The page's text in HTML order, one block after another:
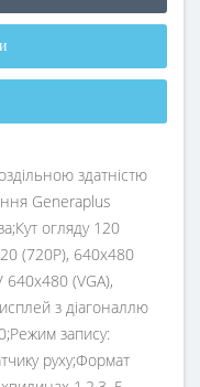
здатністю
Generaplus
огляду 120
(720P), 640x480
640x480 (VGA),
з діагоналлю
запису:
руху;Формат